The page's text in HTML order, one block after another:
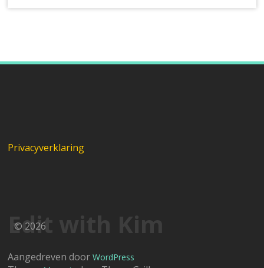
Privacyverklaring
Edit with Kim
© 2026
Aangedreven doorWordPress